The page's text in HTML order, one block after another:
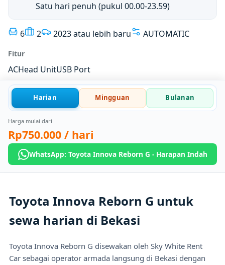
Satu hari penuh (pukul 00.00-23.59)
6 2 2023 atau lebih baru AUTOMATIC
Fitur
ACHead UnitUSB Port
Harian Mingguan Bulanan
Harga mulai dari
Rp750.000 / hari
WhatsApp: Toyota Innova Reborn G - Harapan Indah
Toyota Innova Reborn G untuk
sewa harian di Bekasi
Toyota Innova Reborn G disewakan oleh Sky White Rent
Car sebagai operator armada langsung di Bekasi dengan